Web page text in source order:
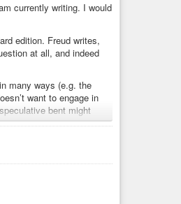
currently writing. I would
edition. Freud writes,
at all, and indeed
many ways (e.g. the
want to engage in
bent might
by sublating it, even if
speculation on
detour utterly mastered
but only for a way to
lose them altogether.
mastered by the